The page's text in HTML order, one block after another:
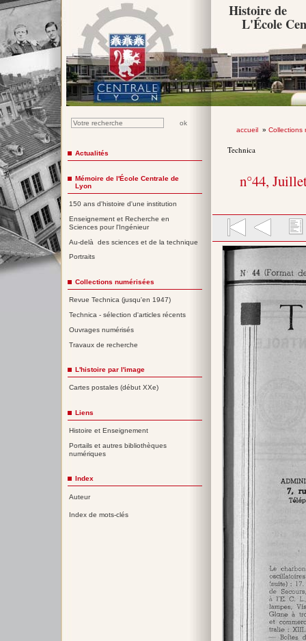
Histoire de
L'École
accueil» Collections
Technica
n°44,
Actualités
Mémoire de l'École Centrale de
Lyon
150 ans d'histoire d'une institution
Enseignement et Recherche en
Sciences pour l'Ingénieur
Au-delà des sciences et de la technique
Portraits
Collections numérisées
Revue Technica (jusqu'en 1947)
Technica - sélection d'articles récents
Ouvrages numérisés
Travaux de recherche
L'histoire par l'image
Cartes postales (début XXe)
Liens
Histoire et Enseignement
Portails et autres bibliothèques
numériques
Index
Auteur
Index de mots-clés